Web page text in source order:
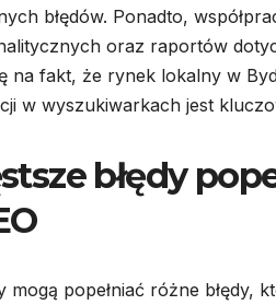
błędów. Ponadto,
oraz raportów
na fakt, że rynek lokalny w
w wyszukiwarkach jest
błędy
mogą popełniać różne błędy,